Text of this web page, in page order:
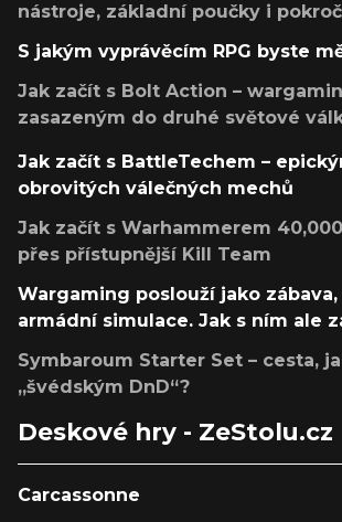
nástroje, základní poučky i
S jakým vyprávěcím RPG byste
Jak začít s Bolt Action –
zasazeným do druhé světové
Jak začít s BattleTechem –
obrovitých válečných mechů
Jak začít s Warhammerem
přes přístupnější Kill Team
Wargaming poslouží jako
armádní simulace. Jak s ním ale
Symbaroum Starter Set – cesta,
„švédským DnD“?
Deskové hry - ZeStolu.cz
Carcassonne